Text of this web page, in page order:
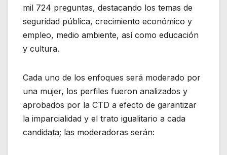
mil 724 preguntas, destacando los temas de
seguridad pública, crecimiento económico y
empleo, medio ambiente, así como educación
y cultura.
Cada uno de los enfoques será moderado por
una mujer, los perfiles fueron analizados y
aprobados por la CTD a efecto de garantizar
la imparcialidad y el trato igualitario a cada
candidata; las moderadoras serán: